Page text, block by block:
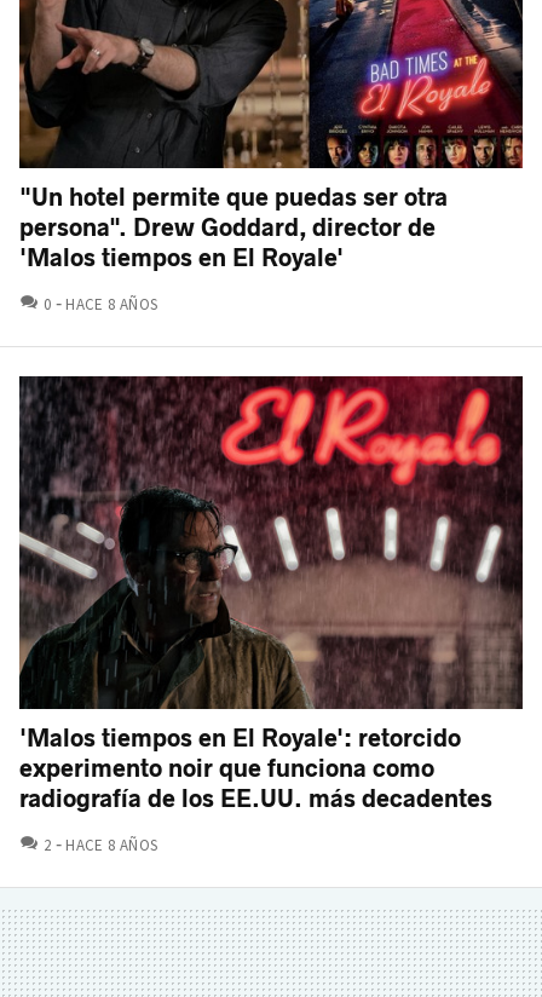
"Un hotel permite que puedas ser otra
persona". Drew Goddard, director de
'Malos tiempos en El Royale'
0 COMENTARIOS
HACE 8 AÑOS
'Malos tiempos en El Royale': retorcido
experimento noir que funciona como
radiografía de los EE.UU. más decadentes
2 COMENTARIOS
HACE 8 AÑOS